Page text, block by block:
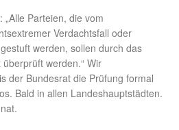
Parteien, die vom
Verdachtsfall oder
werden, sollen durch das
werden.“ Wir
der Bundesrat die Prüfung formal
Bald in allen Landeshauptstädten.